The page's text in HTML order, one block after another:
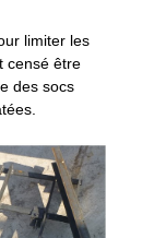
limiter les
censé être
des socs